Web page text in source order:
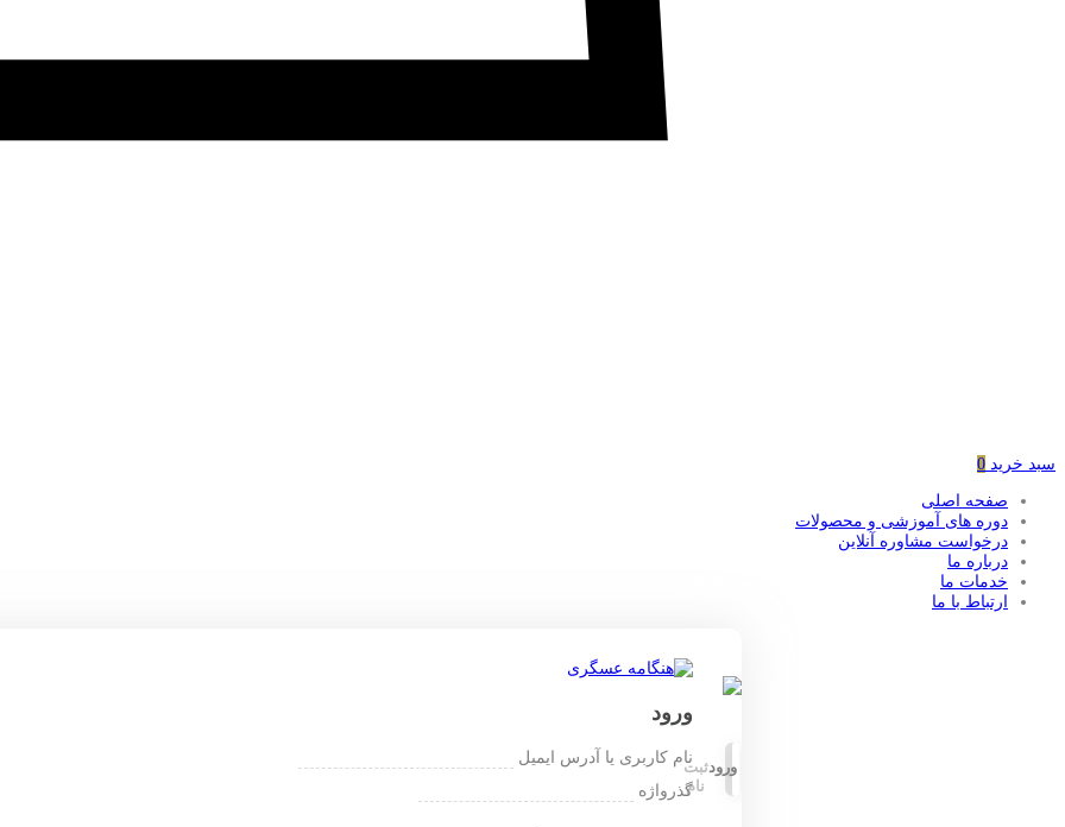
سبد خرید 0
صفحه اصلی
دوره های آموزشی و محصولات
درخواست مشاوره آنلاین
درباره ما
خدمات ما
ارتباط با ما
ورودثبت
نام
ورود
نام کاربری یا آدرس ایمیل
گذرواژه